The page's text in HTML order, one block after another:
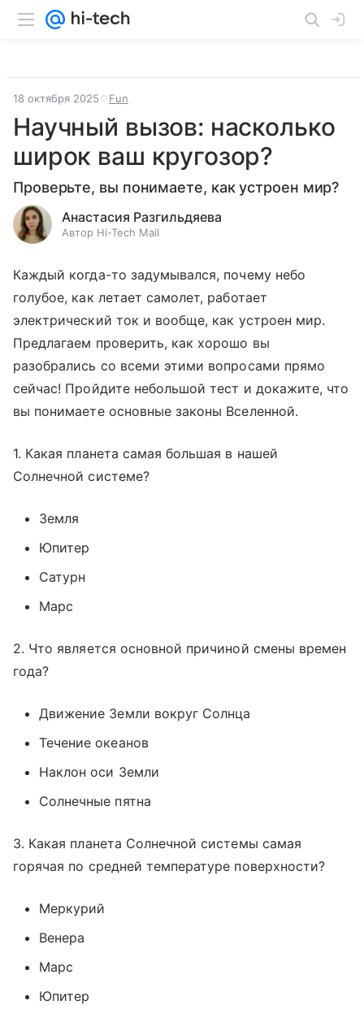
18 октября 2025 Fun
Научный вызов: насколько
широк ваш кругозор?
Проверьте, вы понимаете, как устроен мир?
Анастасия Разгильдяева
Автор Hi-Tech Mail
Каждый когда-то задумывался, почему небо
голубое, как летает самолет, работает
электрический ток и вообще, как устроен мир.
Предлагаем проверить, как хорошо вы
разобрались со всеми этими вопросами прямо
сейчас! Пройдите небольшой тест и докажите, что
вы понимаете основные законы Вселенной.
1. Какая планета самая большая в нашей
Солнечной системе?
Земля
Юпитер
Сатурн
Марс
2. Что является основной причиной смены времен
года?
Движение Земли вокруг Солнца
Течение океанов
Наклон оси Земли
Солнечные пятна
3. Какая планета Солнечной системы самая
горячая по средней температуре поверхности?
Меркурий
Венера
Марс
Юпитер